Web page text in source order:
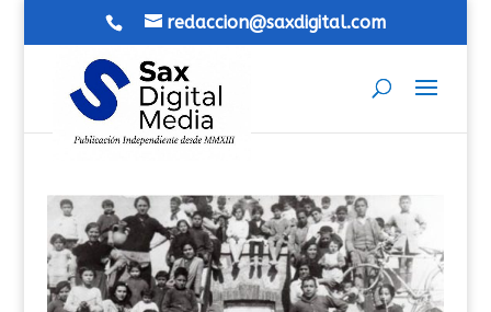
redaccion@saxdigital.com